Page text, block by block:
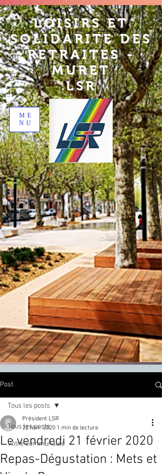
LOISIRS ET
SOLIDARITE DES
RETRAITES -
MURET
LSR
ME
NU
Post
Tous les posts
Votre communauté
Tous les posts
Le vendredi 21 février 2020
Repas-Dégustation : Mets et
Président LSR
22 févr. 2020 1 min de lecture